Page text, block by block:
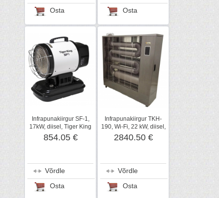
Osta Osta
Infrapunakiirgur SF-1,
17kW, diisel, Tiger King
854.05 €
Võrdle
Osta
Infrapunakiirgur TKH-
190, Wi-Fi, 22 kW, diisel,
Tiger King
2840.50 €
Võrdle
Osta